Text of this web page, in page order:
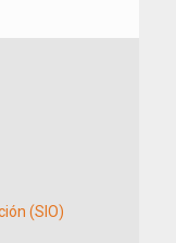
(SIO)